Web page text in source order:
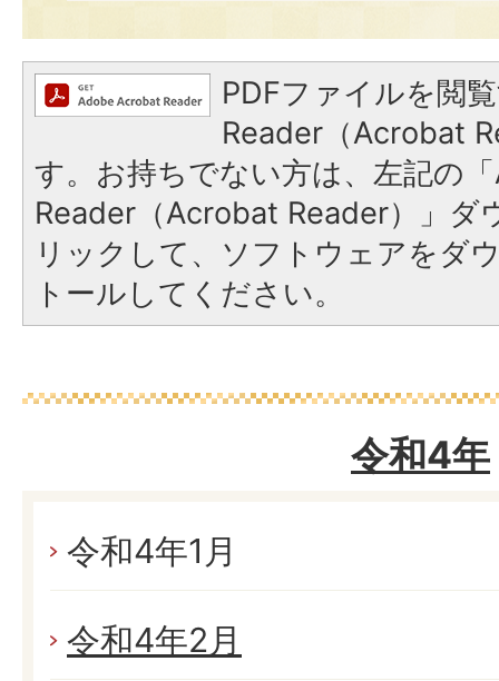
PDFファイルを閲
Reader（Acrobat
す。お持ちでない方は、左記の
Reader（Acrobat Reader）」ダ
リックして、ソフトウェアをダ
トールしてください。
令和4年
令和4年1月
令和4年2月